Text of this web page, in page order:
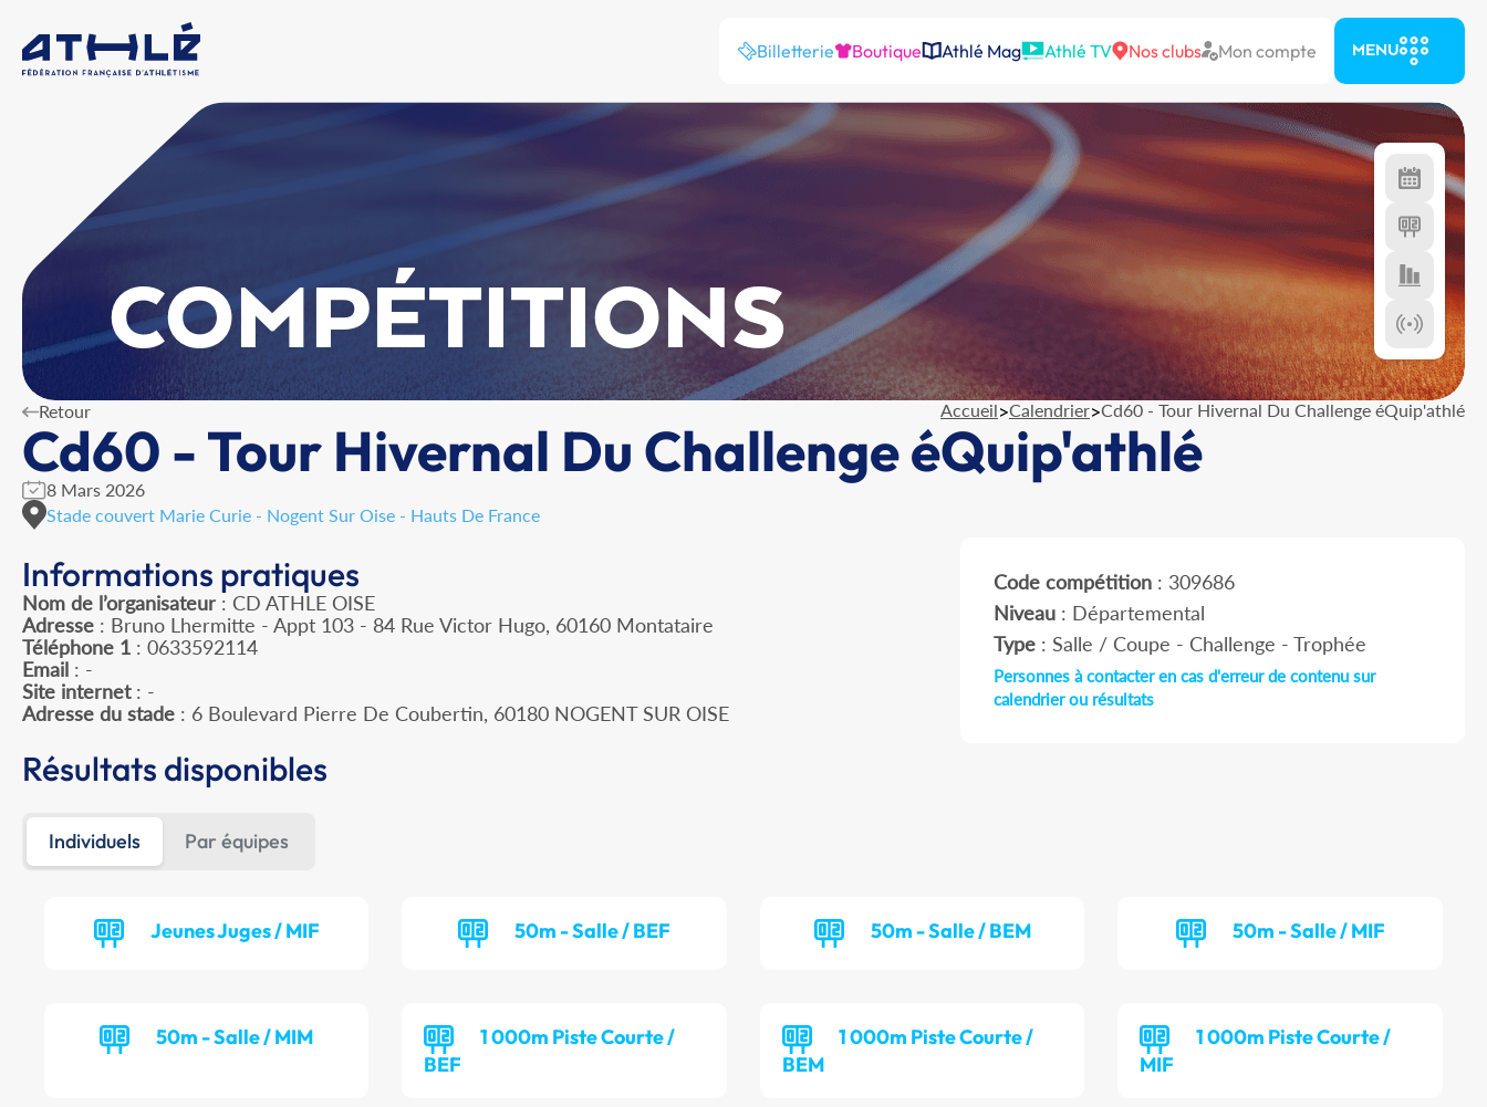
Billetterie Boutique Athlé Mag Athlé TV Nos clubs Mon compte MENU
COMPÉTITIONS
Retour Accueil>Calendrier>Cd60 - Tour Hivernal Du Challenge éQuip'athlé
Cd60 - Tour Hivernal Du Challenge éQuip'athlé
8 Mars 2026
Stade couvert Marie Curie - Nogent Sur Oise - Hauts De France
Informations pratiques
Nom de l’organisateur : CD ATHLE OISE
Adresse : Bruno Lhermitte - Appt 103 - 84 Rue Victor Hugo, 60160 Montataire
Téléphone 1 : 0633592114
Email : -
Site internet: -
Adresse du stade : 6 Boulevard Pierre De Coubertin, 60180 NOGENT SUR OISE
Code compétition: 309686
Niveau: Départemental
Type: Salle / Coupe - Challenge - Trophée
Personnes à contacter en cas d'erreur de contenu sur
calendrier ou résultats
Résultats disponibles
Individuels Par équipes
Jeunes Juges / MIF 50m - Salle / BEF 50m - Salle / BEM 50m - Salle / MIF
50m - Salle / MIM
1 000m Piste Courte /
BEF
1 000m Piste Courte /
BEM
1 000m Piste Courte /
MIF